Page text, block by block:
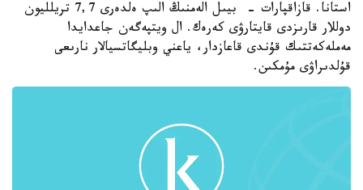
استانا. قازاقپارات - بيىل الەمنىڭ الىپ ەلدەرى 7,7 تريلليون
دوللار قارىزدى قايتارۋى كەرەك. ال ويتپەگەن جاعدايدا
مەملەكەتتىك قۇندى قاعازدار، ياعني وبليگاتسيالار نارىعى
قۇلدىراۋى مۇمكىن.